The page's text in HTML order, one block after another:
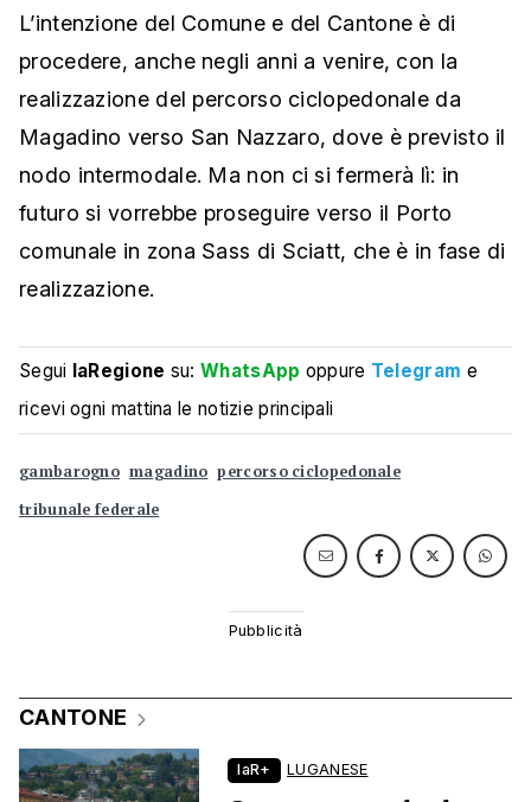
L’intenzione del Comune e del Cantone è di
procedere, anche negli anni a venire, con la
realizzazione del percorso ciclopedonale da
Magadino verso San Nazzaro, dove è previsto il
nodo intermodale. Ma non ci si fermerà lì: in
futuro si vorrebbe proseguire verso il Porto
comunale in zona Sass di Sciatt, che è in fase di
realizzazione.
Segui laRegione su:WhatsApp oppure Telegram e
ricevi ogni mattina le notizie principali
gambarogno magadino percorso ciclopedonale
tribunale federale
CANTONE
laR+ LUGANESE